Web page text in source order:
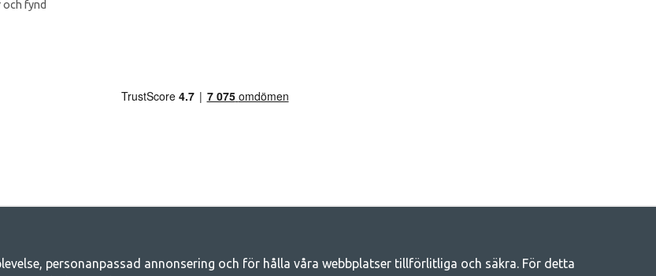
och fynd
- Din butik för camping och uteliv
personanpassad annonsering och för hålla våra webbplatser tillförlitliga och säkra. För detta